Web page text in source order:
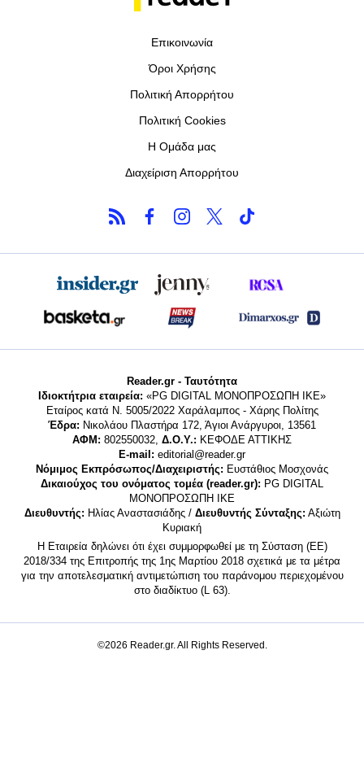
Επικοινωνία
Όροι Χρήσης
Πολιτική Απορρήτου
Πολιτική Cookies
Η Ομάδα μας
Διαχείριση Απορρήτου
Reader.gr - Ταυτότητα
Ιδιοκτήτρια εταιρεία: «PG DIGITAL MONΟΠΡΟΣΩΠΗ ΙΚΕ»
Εταίρος κατά Ν. 5005/2022 Χαράλαμπος - Χάρης Πολίτης
Έδρα: Νικολάου Πλαστήρα 172, Άγιοι Ανάργυροι, 13561
ΑΦΜ: 802550032, Δ.Ο.Υ.: ΚΕΦΟΔΕ ΑΤΤΙΚΗΣ
E-mail: editorial@reader.gr
Νόμιμος Εκπρόσωπος/Διαχειριστής: Ευστάθιος Μοσχονάς
Δικαιούχος του ονόματος τομέα (reader.gr): PG DIGITAL
MONΟΠΡΟΣΩΠΗ ΙΚΕ
Διευθυντής: Ηλίας Αναστασιάδης / Διευθυντής Σύνταξης: Αξιώτη
Κυριακή
Η Εταιρεία δηλώνει ότι έχει συμμορφωθεί με τη Σύσταση (ΕΕ)
2018/334 της Επιτροπής της 1ης Μαρτίου 2018 σχετικά με τα μέτρα
για την αποτελεσματική αντιμετώπιση του παράνομου περιεχομένου
στο διαδίκτυο (L 63).
©2026 Reader.gr. All Rights Reserved.